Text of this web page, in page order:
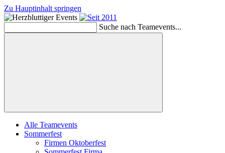
Zu Hauptinhalt springen
Suche nach Teamevents...
Alle Teamevents
Sommerfest
Firmen Oktoberfest